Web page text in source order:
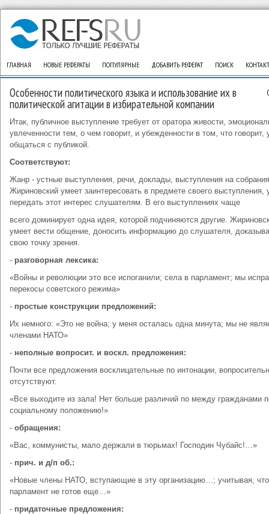
ГЛАВНАЯ НОВЫЕ РЕФЕРАТЫ ПОПУЛЯРНЫЕ ДОБАВИТЬ РЕФЕРАТ ПОИСК
Особенности политического языка и использование их в
политической агитации в избирательной компании
Итак, публичное выступление требует от оратора живости,
увлеченности тем, о чем говорит, и убежденности в том, что говорит,
общаться с публикой.
Соответствуют:
Жанр - устные выступления, речи, доклады, выступления на
Жириновский умеет заинтересовать в предмете своего выступления,
передать этот интерес слушателям. В его выступлениях чаще
всего доминирует одна идея, которой подчиняются другие.
умеет вести общение, доносить информацию до слушателя,
свою точку зрения.
- разговорная лексика:
«Войны и революции это все испоганили; села в парламент; мы
перекосы советского режима»
- простые конструкции предложений:
Их немного: «Это не война; у меня осталась одна минута; мы не
членами НАТО»
- неполные вопросит. и воскл. предложения:
Почти все предложения восклицательные по интонации,
отсутствуют.
«Все выходите из зала! Нет больше различий по между гражданами
социальному положению!»
- обращения:
«Вас, коммунисты, мало держали в тюрьмах! Господин Чубайс!…»
- прич. и д/п об.:
«Новые члены НАТО, вступающие в эту организацию…; учитывая, что
парламент не готов еще…»
- придаточные предложения: